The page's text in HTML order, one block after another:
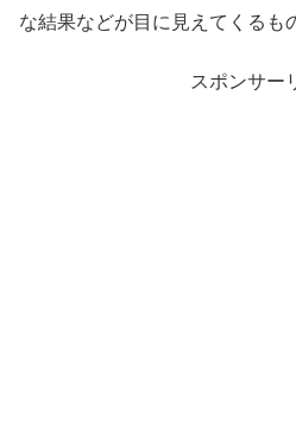
な結果などが目に見えてくるも
スポンサー